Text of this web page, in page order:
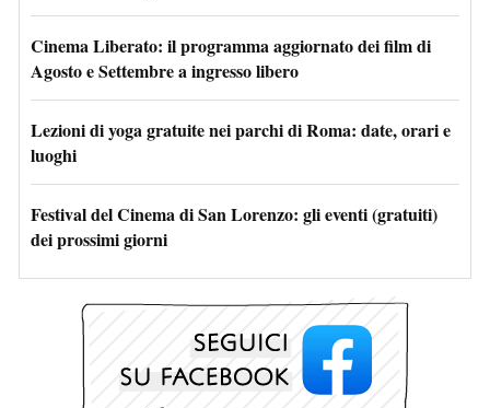
Cinema Liberato: il programma aggiornato dei film di
Agosto e Settembre a ingresso libero
Lezioni di yoga gratuite nei parchi di Roma: date, orari e
luoghi
Festival del Cinema di San Lorenzo: gli eventi (gratuiti)
dei prossimi giorni